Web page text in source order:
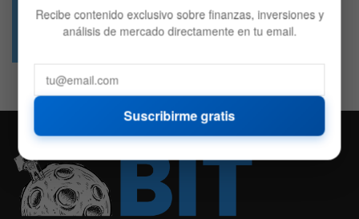
49.6k 4.7k
Recibe contenido exclusivo sobre finanzas, inversiones y
análisis de mercado directamente en tu email.
Suscribirme gratis